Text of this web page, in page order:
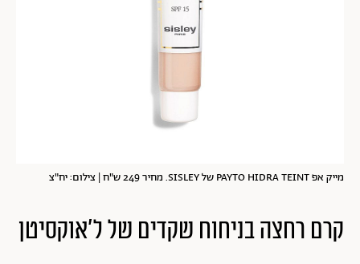
מייק אפ PAYTO HIDRA TEINT של SISLEY. מחיר 249 ש"ח | צילום: יח"צ
קרם רחצה בניחוח שקדים של ל'אוקסיטן